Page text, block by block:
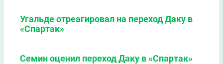
Угальде отреагировал на переход Даку в
«Спартак»
Семин оценил переход Даку в «Спартак»